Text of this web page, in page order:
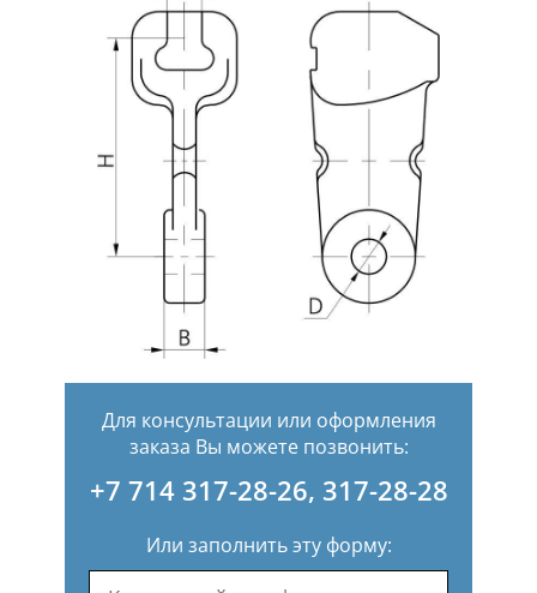
Для консультации или оформления
заказа Вы можете позвонить:
+7 714 317-28-26, 317-28-28
Или заполнить эту форму: